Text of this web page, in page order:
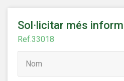
Sol·licitar més
Ref.33018
relacionada amb el perfil de